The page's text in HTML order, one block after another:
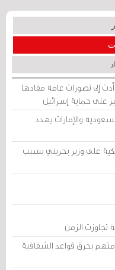
أدت إلى تصورات عامة مفادها
على حماية إسرائيل
والإمارات يهدد
على وزير بحريني بسبب
تجاوزت الزمن
بخرق قواعد الشفافية